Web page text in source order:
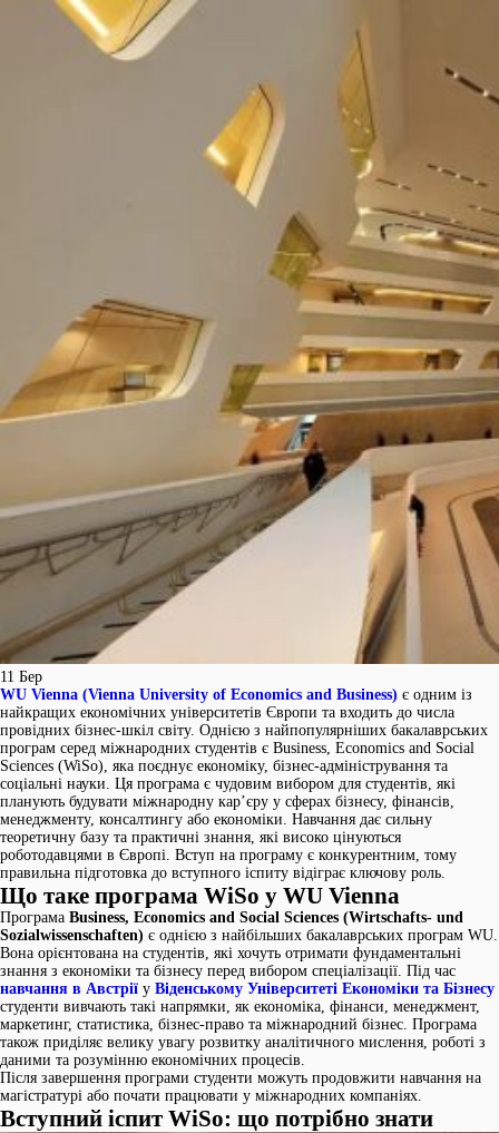
11 Бер
WU Vienna (Vienna University of Economics and Business) є одним із
найкращих економічних університетів Європи та входить до числа
провідних бізнес-шкіл світу. Однією з найпопулярніших бакалаврських
програм серед міжнародних студентів є Business, Economics and Social
Sciences (WiSo), яка поєднує економіку, бізнес-адміністрування та
соціальні науки. Ця програма є чудовим вибором для студентів, які
планують будувати міжнародну кар’єру у сферах бізнесу, фінансів,
менеджменту, консалтингу або економіки. Навчання дає сильну
теоретичну базу та практичні знання, які високо цінуються
роботодавцями в Європі. Вступ на програму є конкурентним, тому
правильна підготовка до вступного іспиту відіграє ключову роль.
Що таке програма WiSo у WU Vienna
Програма Business, Economics and Social Sciences (Wirtschafts- und
Sozialwissenschaften) є однією з найбільших бакалаврських програм WU.
Вона орієнтована на студентів, які хочуть отримати фундаментальні
знання з економіки та бізнесу перед вибором спеціалізації. Під час
навчання в Австрії у Віденському Університеті Економіки та Бізнесу
студенти вивчають такі напрямки, як економіка, фінанси, менеджмент,
маркетинг, статистика, бізнес-право та міжнародний бізнес. Програма
також приділяє велику увагу розвитку аналітичного мислення, роботі з
даними та розумінню економічних процесів.
Після завершення програми студенти можуть продовжити навчання на
магістратурі або почати працювати у міжнародних компаніях.
Вступний іспит WiSo: що потрібно знати